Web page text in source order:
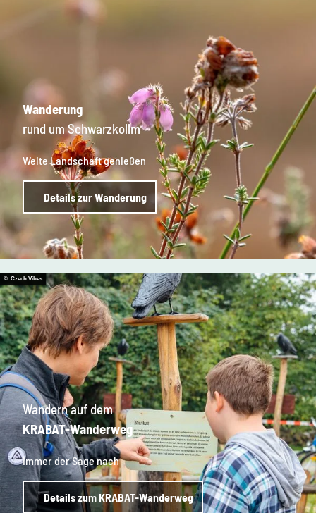
Wanderung
rund um Schwarzkollm
Weite Landschaft genießen
Details zur Wanderung
© Czech Vibes
Wandern auf dem
KRABAT-Wanderweg
Immer der Sage nach
Details zum KRABAT-Wanderweg